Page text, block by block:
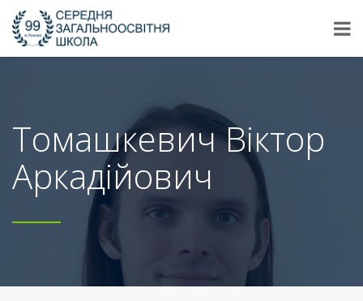
Томашкевич Віктор
Аркадійович